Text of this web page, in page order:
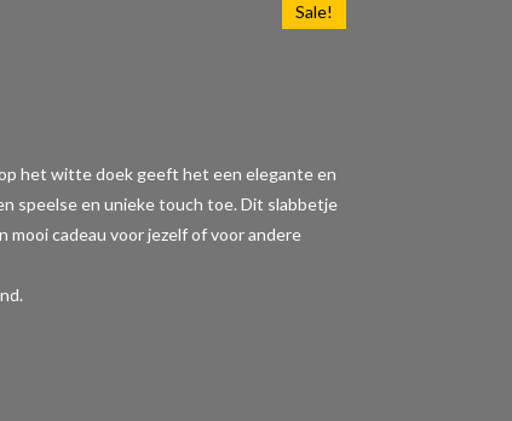
Sale!
het witte doek geeft het een elegante en
speelse en unieke touch toe. Dit slabbetje
cadeau voor jezelf of voor andere